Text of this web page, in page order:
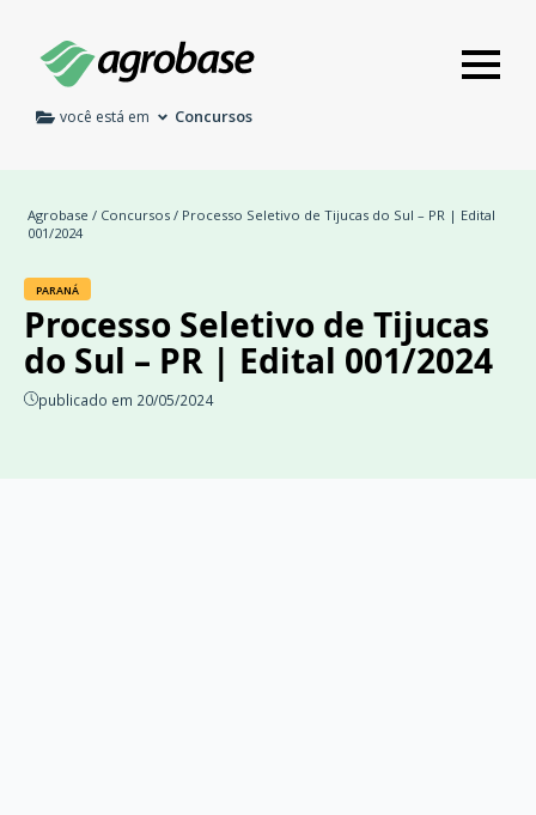
você está em Concursos
Agrobase / Concursos / Processo Seletivo de Tijucas do Sul – PR | Edital
001/2024
PARANÁ
Processo Seletivo de Tijucas
do Sul – PR | Edital 001/2024
publicado em 20/05/2024